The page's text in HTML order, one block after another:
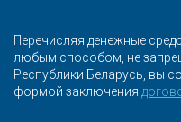
Перечисляя денежные
любым способом, не
Республики Беларусь, вы
формой заключения